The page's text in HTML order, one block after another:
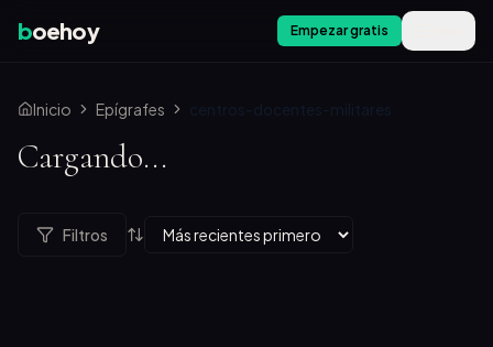
boehoy Empezar gratis
Inicio Epígrafes centros-docentes-militares
Cargando...
Filtros